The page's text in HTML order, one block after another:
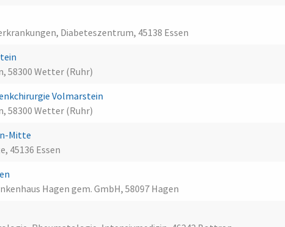
Diabeteszentrum, 45138 Essen
58300 Wetter (Ruhr)
Volmarstein
58300 Wetter (Ruhr)
Mitte
45136 Essen
Hagen gem. GmbH, 58097 Hagen